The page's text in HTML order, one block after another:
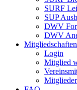
SURF
SUP
DWV
DWV
Mitgliedschaften
Login
Mitglied